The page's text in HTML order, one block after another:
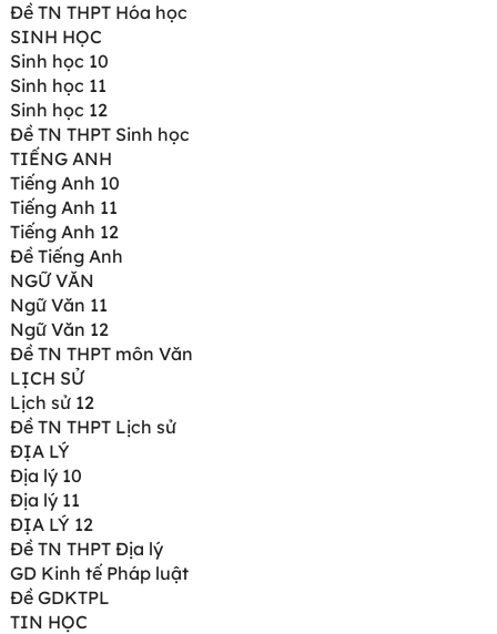
Đề TN THPT Hóa học
SINH HỌC
Sinh học 10
Sinh học 11
Sinh học 12
Đề TN THPT Sinh học
TIẾNG ANH
Tiếng Anh 10
Tiếng Anh 11
Tiếng Anh 12
Đề Tiếng Anh
NGỮ VĂN
Ngữ Văn 11
Ngữ Văn 12
Đề TN THPT môn Văn
LỊCH SỬ
Lịch sử 12
Đề TN THPT Lịch sử
ĐỊA LÝ
Địa lý 10
Địa lý 11
ĐỊA LÝ 12
Đề TN THPT Địa lý
GD Kinh tế Pháp luật
Đề GDKTPL
TIN HỌC